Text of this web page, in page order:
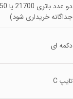
جداگانه خریداری شود)
دکمه ای
تایپ C